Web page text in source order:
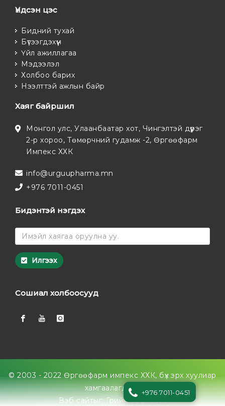
Үндсэн цэс
Бидний тухай
Бүтээгдэхүүн
Үйл ажиллагаа
Мэдээлэл
Холбоо барих
Нээлттэй ажлын байр
Хаяг байршил
Монгол улс, Улаанбаатар хот, Чингэлтэй дүүрэг
2-р хороо, Төмөрчний гудамж -2, Өргөөфарм
Импекс ХХК
info@urguupharma.mn
+976 7011-0451
Бидэнтэй нэгдэх
Илгээх
Сошиал холбоосууд
© 2003 - 2022 Өргөөфарм импекс ХХК, бүх эрх хуулиар
хамгаалагдсан
Вэб сайтыг:Грийн софт ХХК
+976 7011-0451